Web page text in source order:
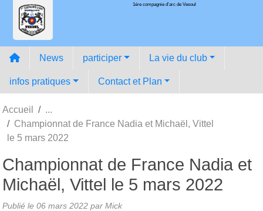
1ére compagnie d'arc de Vesoul
News participer La vie du club
infos pratiques Contact et Plan
Accueil
Championnat de France Nadia et Michaël, Vittel
le 5 mars 2022
Championnat de France Nadia et
Michaël, Vittel le 5 mars 2022
Publié le 06 mars 2022 par Mick
Panneau de gestion des cookies